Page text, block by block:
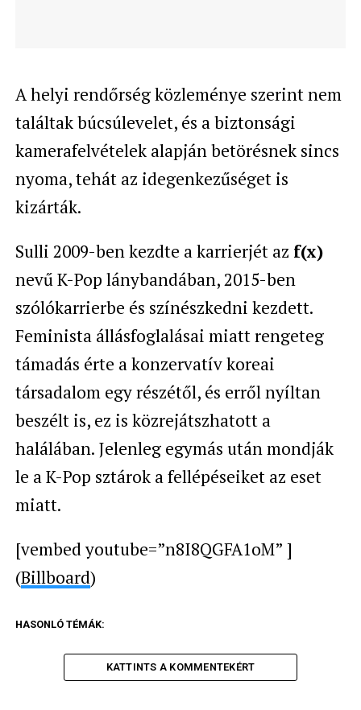
A helyi rendőrség közleménye szerint nem
találtak búcsúlevelet, és a biztonsági
kamerafelvételek alapján betörésnek sincs
nyoma, tehát az idegenkezűséget is
kizárták.
Sulli 2009-ben kezdte a karrierjét az f(x)
nevű K-Pop lánybandában, 2015-ben
szólókarrierbe és színészkedni kezdett.
Feminista állásfoglalásai miatt rengeteg
támadás érte a konzervatív koreai
társadalom egy részétől, és erről nyíltan
beszélt is, ez is közrejátszhatott a
halálában. Jelenleg egymás után mondják
le a K-Pop sztárok a fellépéseiket az eset
miatt.
[vembed youtube=”n8I8QGFA1oM” ]
(Billboard)
HASONLÓ TÉMÁK:
KATTINTS A KOMMENTEKÉRT